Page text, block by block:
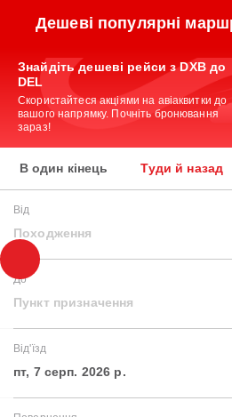
Дешеві популярні
Знайдіть дешеві рейси з DXB до
DEL
Скористайтеся акціями на авіаквитки до
вашого напрямку. Почніть бронювання
зараз!
В один кінець Туди й назад
Від
Походження
До
Пункт призначення
Від'їзд
пт, 7 серп. 2026 р.